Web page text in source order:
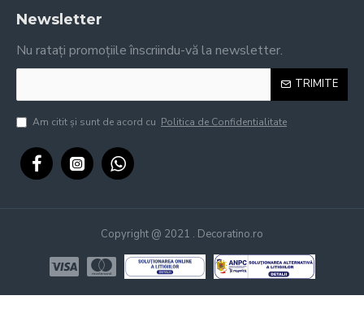
Newsletter
Nu ratați promoțiile înscriindu-vă la newsletter.
TRIMITE
Am citit şi sunt de acord cu Politica de Confidentialitate
Copyright @ 2021 . Decoratino.ro